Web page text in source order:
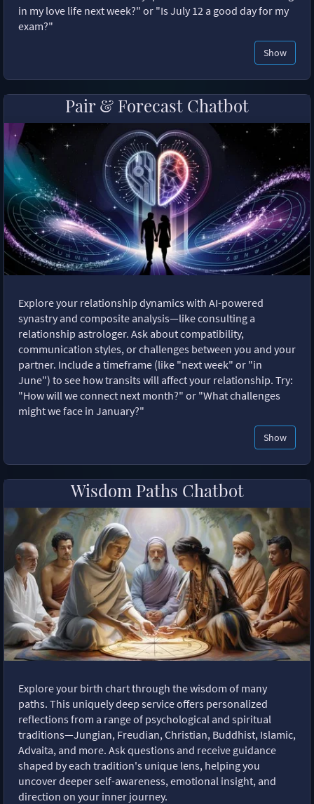
in my love life next week?" or "Is July 12 a good day for my
exam?"
Show
Pair & Forecast Chatbot
Explore your relationship dynamics with AI-powered
synastry and composite analysis—like consulting a
relationship astrologer. Ask about compatibility,
communication styles, or challenges between you and your
partner. Include a timeframe (like "next week" or "in
June") to see how transits will affect your relationship. Try:
"How will we connect next month?" or "What challenges
might we face in January?"
Show
Wisdom Paths Chatbot
Explore your birth chart through the wisdom of many
paths. This uniquely deep service offers personalized
reflections from a range of psychological and spiritual
traditions—Jungian, Freudian, Christian, Buddhist, Islamic,
Advaita, and more. Ask questions and receive guidance
shaped by each tradition's unique lens, helping you
uncover deeper self-awareness, emotional insight, and
direction on your inner journey.